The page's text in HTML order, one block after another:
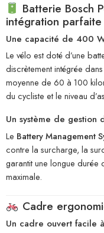
Batterie Bosch
intégration parfaite
Une capacité de 400
Le vélo est doté d’une
discrètement intégrée
moyenne de 60 à 100
du cycliste et le niveau
Un système de
Le Battery Management
contre la surcharge, la
garantit une longue durée
maximale.
Cadre
Un cadre ouvert facile